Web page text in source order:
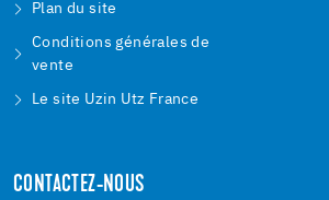
Plan du site
Conditions générales de
vente
Le site Uzin Utz France
CONTACTEZ-NOUS